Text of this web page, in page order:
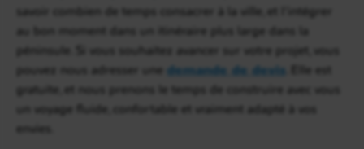
savoir combien de temps consacrer à la ville, et l’intégrer
au bon moment dans un itinéraire plus large dans la
péninsule. Si vous souhaitez avancer sur votre projet, vous
pouvez nous adresser une demande de devis . Elle est
gratuite, et nous prenons le temps de construire avec vous
un voyage fluide, confortable et vraiment adapté à vos
envies.